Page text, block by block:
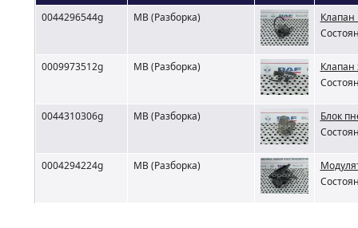
0044296544g
MB (Разборка)
Клапан
0009973512g MB (Разборка)
Клапан
0044310306g MB (Разборка)
Блок
0004294224g MB (Разборка)